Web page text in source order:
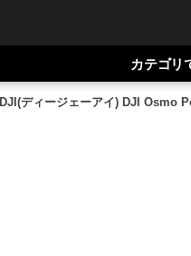
カテゴリ
DJI(ディージェーアイ) DJI Osmo